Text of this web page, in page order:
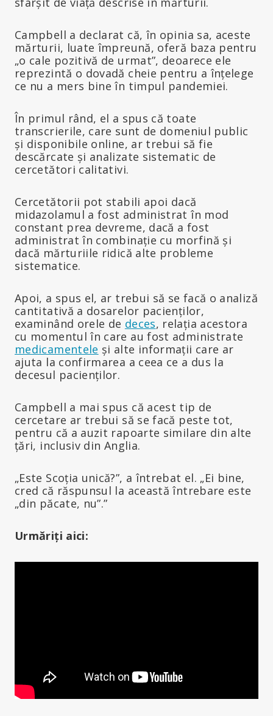
Campbell a declarat că, în opinia sa, aceste
mărturii, luate împreună, oferă baza pentru
„o cale pozitivă de urmat”, deoarece ele
reprezintă o dovadă cheie pentru a înțelege
ce nu a mers bine în timpul pandemiei.
În primul rând, el a spus că toate
transcrierile, care sunt de domeniul public
și disponibile online, ar trebui să fie
descărcate și analizate sistematic de
cercetători calitativi.
Cercetătorii pot stabili apoi dacă
midazolamul a fost administrat în mod
constant prea devreme, dacă a fost
administrat în combinație cu morfină și
dacă mărturiile ridică alte probleme
sistematice.
Apoi, a spus el, ar trebui să se facă o analiză
cantitativă a dosarelor pacienților,
examinând orele de deces, relația acestora
cu momentul în care au fost administrate
medicamentele și alte informații care ar
ajuta la confirmarea a ceea ce a dus la
decesul pacienților.
Campbell a mai spus că acest tip de
cercetare ar trebui să se facă peste tot,
pentru că a auzit rapoarte similare din alte
țări, inclusiv din Anglia.
„Este Scoția unică?”, a întrebat el. „Ei bine,
cred că răspunsul la această întrebare este
„din păcate, nu”.”
Urmăriți aici: